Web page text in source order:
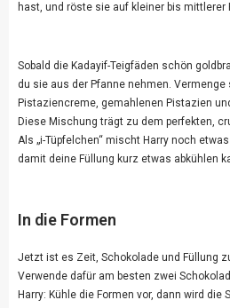
hast, und röste sie auf kleiner bis mittlerer
Sobald die Kadayif-Teigfäden schön
du sie aus der Pfanne nehmen.
Pistaziencreme, gemahlenen Pistazien
Diese Mischung trägt zu dem perfekten,
Als „i-Tüpfelchen“ mischt Harry noch
damit deine Füllung kurz etwas abkühlen
In die Formen
Jetzt ist es Zeit, Schokolade und Füllung
Verwende dafür am besten zwei
Harry: Kühle die Formen vor, dann wird